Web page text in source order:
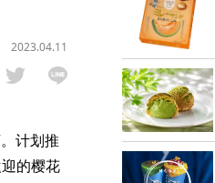
2023.04.11
计划推
的樱花